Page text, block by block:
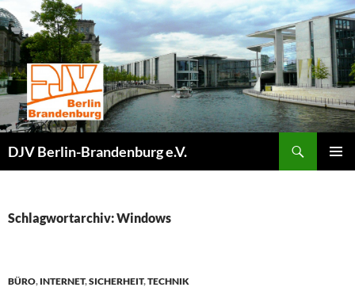
Zum
Inhalt
springen
DJV Berlin-Brandenburg e.V.
Schlagwortarchiv: Windows
BÜRO, INTERNET,SICHERHEIT,TECHNIK